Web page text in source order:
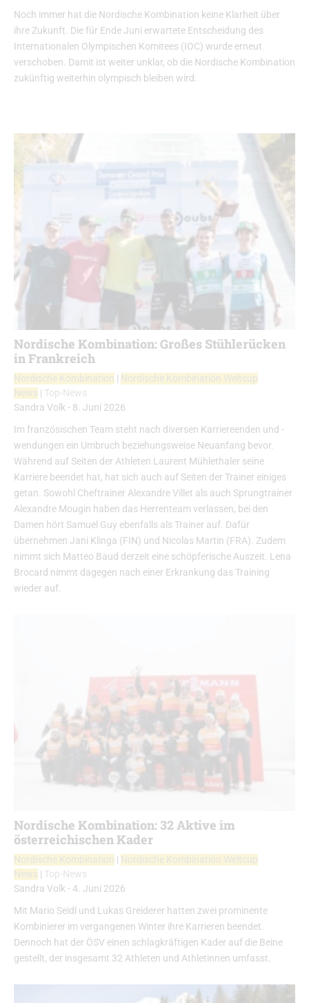
Noch immer hat die Nordische Kombination keine Klarheit über
ihre Zukunft. Die für Ende Juni erwartete Entscheidung des
Internationalen Olympischen Komitees (IOC) wurde erneut
verschoben. Damit ist weiter unklar, ob die Nordische Kombination
zukünftig weiterhin olympisch bleiben wird.
Nordische Kombination: Großes Stühlerücken
in Frankreich
|
| Top-News
Sandra Volk- 8. Juni 2026
Im französischen Team steht nach diversen Karriereenden und -
wendungen ein Umbruch beziehungsweise Neuanfang bevor.
Während auf Seiten der Athleten Laurent Mühlethaler seine
Karriere beendet hat, hat sich auch auf Seiten der Trainer einiges
getan. Sowohl Cheftrainer Alexandre Villet als auch Sprungtrainer
Alexandre Mougin haben das Herrenteam verlassen, bei den
Damen hört Samuel Guy ebenfalls als Trainer auf. Dafür
übernehmen Jani Klinga (FIN) und Nicolas Martin (FRA). Zudem
nimmt sich Matteo Baud derzeit eine schöpferische Auszeit. Lena
Brocard nimmt dagegen nach einer Erkrankung das Training
wieder auf.
Nordische Kombination: 32 Aktive im
österreichischen Kader
|
| Top-News
Sandra Volk-4. Juni 2026
Mit Mario Seidl und Lukas Greiderer hatten zwei prominente
Kombinierer im vergangenen Winter ihre Karrieren beendet.
Dennoch hat der ÖSV einen schlagkräftigen Kader auf die Beine
gestellt, der insgesamt 32 Athleten und Athletinnen umfasst.